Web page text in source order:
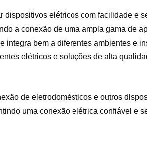
dispositivos elétricos com facilidade e
a conexão de uma ampla gama de
integra bem a diferentes ambientes e
elétricos e soluções de alta
de eletrodomésticos e outros
uma conexão elétrica confiável e